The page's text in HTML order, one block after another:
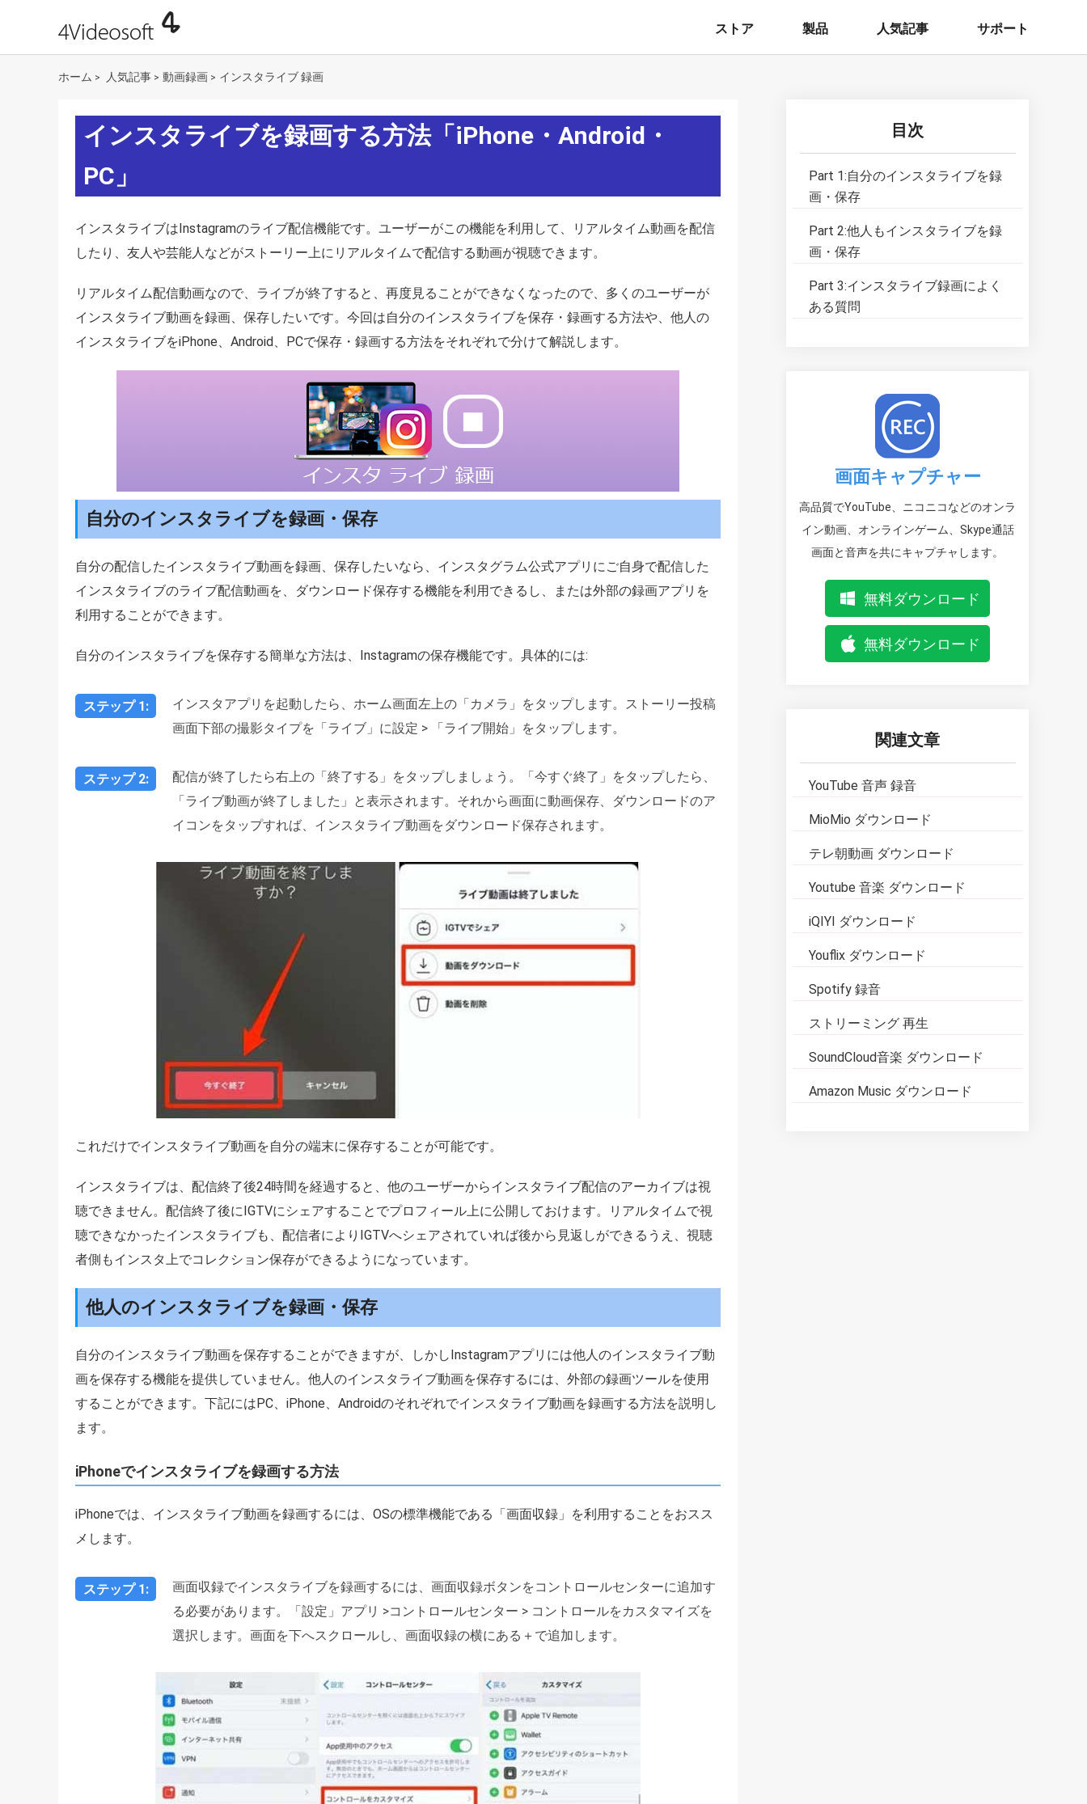
ストア 製品 人気記事 サポート
ホーム > 人気記事 > 動画録画 > インスタライブ 録画
インスタライブを録画する方法「iPhone・Android・
PC」
インスタライブはInstagramのライブ配信機能です。ユーザーがこの機能を利用して、リアルタイム動画を配信
したり、友人や芸能人などがストーリー上にリアルタイムで配信する動画が視聴できます。
リアルタイム配信動画なので、ライブが終了すると、再度見ることができなくなったので、多くのユーザーが
インスタライブ動画を録画、保存したいです。今回は自分のインスタライブを保存・録画する方法や、他人の
インスタライブをiPhone、Android、PCで保存・録画する方法をそれぞれで分けて解説します。
自分のインスタライブを録画・保存
自分の配信したインスタライブ動画を録画、保存したいなら、インスタグラム公式アプリにご自身で配信した
インスタライブのライブ配信動画を、ダウンロード保存する機能を利用できるし、または外部の録画アプリを
利用することができます。
自分のインスタライブを保存する簡単な方法は、Instagramの保存機能です。具体的には:
ステップ 1:
インスタアプリを起動したら、ホーム画面左上の「カメラ」をタップします。ストーリー投稿
画面下部の撮影タイプを「ライブ」に設定 > 「ライブ開始」をタップします。
ステップ 2:
配信が終了したら右上の「終了する」をタップしましょう。「今すぐ終了」をタップしたら、
「ライブ動画が終了しました」と表示されます。それから画面に動画保存、ダウンロードのア
イコンをタップすれば、インスタライブ動画をダウンロード保存されます。
これだけでインスタライブ動画を自分の端末に保存することが可能です。
インスタライブは、配信終了後24時間を経過すると、他のユーザーからインスタライブ配信のアーカイブは視
聴できません。配信終了後にIGTVにシェアすることでプロフィール上に公開しておけます。リアルタイムで視
聴できなかったインスタライブも、配信者によりIGTVへシェアされていれば後から見返しができるうえ、視聴
者側もインスタ上でコレクション保存ができるようになっています。
他人のインスタライブを録画・保存
自分のインスタライブ動画を保存することができますが、しかしInstagramアプリには他人のインスタライブ動
画を保存する機能を提供していません。他人のインスタライブ動画を保存するには、外部の録画ツールを使用
することができます。下記にはPC、iPhone、Androidのそれぞれでインスタライブ動画を録画する方法を説明し
ます。
iPhoneでインスタライブを録画する方法
iPhoneでは、インスタライブ動画を録画するには、OSの標準機能である「画面収録」を利用することをおスス
メします。
ステップ 1:
画面収録でインスタライブを録画するには、画面収録ボタンをコントロールセンターに追加す
る必要があります。「設定」アプリ >コントロールセンター > コントロールをカスタマイズを
選択します。画面を下へスクロールし、画面収録の横にある＋で追加します。
目次
Part 1:自分のインスタライブを録
画・保存
Part 2:他人もインスタライブを録
画・保存
Part 3:インスタライブ録画によく
ある質問
画面キャプチャー
高品質でYouTube、ニコニコなどのオンラ
イン動画、オンラインゲーム、Skype通話
画面と音声を共にキャプチャします。
無料ダウンロード
無料ダウンロード
関連文章
YouTube 音声 録音
MioMio ダウンロード
テレ朝動画 ダウンロード
Youtube 音楽 ダウンロード
iQIYI ダウンロード
Youflix ダウンロード
Spotify 録音
ストリーミング 再生
SoundCloud音楽 ダウンロード
Amazon Music ダウンロード